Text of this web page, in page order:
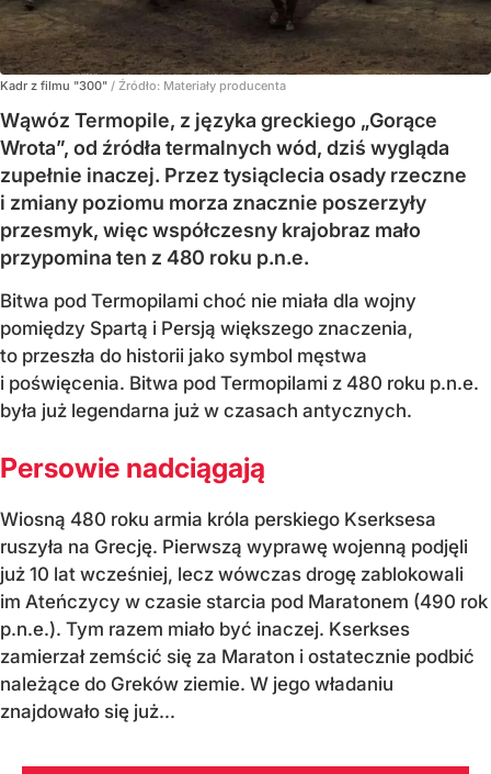
Kadr z filmu "300" / Źródło: Materiały producenta
Wąwóz Termopile, z języka greckiego „Gorące
Wrota”, od źródła termalnych wód, dziś wygląda
zupełnie inaczej. Przez tysiąclecia osady rzeczne
i zmiany poziomu morza znacznie poszerzyły
przesmyk, więc współczesny krajobraz mało
przypomina ten z 480 roku p.n.e.
Bitwa pod Termopilami choć nie miała dla wojny
pomiędzy Spartą i Persją większego znaczenia,
to przeszła do historii jako symbol męstwa
i poświęcenia. Bitwa pod Termopilami z 480 roku p.n.e.
była już legendarna już w czasach antycznych.
Persowie nadciągają
Wiosną 480 roku armia króla perskiego Kserksesa
ruszyła na Grecję. Pierwszą wyprawę wojenną podjęli
już 10 lat wcześniej, lecz wówczas drogę zablokowali
im Ateńczycy w czasie starcia pod Maratonem (490 rok
p.n.e.). Tym razem miało być inaczej. Kserkses
zamierzał zemścić się za Maraton i ostatecznie podbić
należące do Greków ziemie. W jego władaniu
znajdowało się już...